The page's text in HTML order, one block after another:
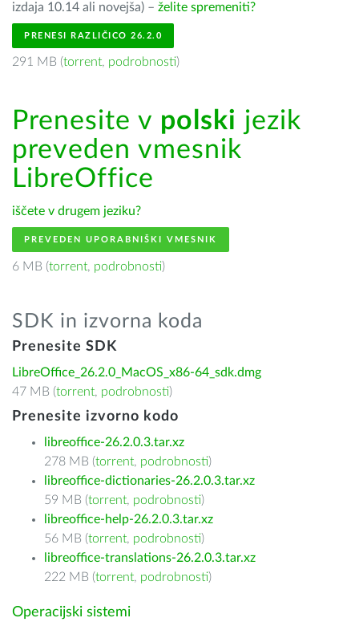
izdaja 10.14 ali novejša) – želite spremeniti?
PRENESI RAZLIČICO 26.2.0
291 MB (torrent, podrobnosti)
Prenesite v polski jezik
preveden vmesnik
LibreOffice
iščete v drugem jeziku?
PREVEDEN UPORABNIŠKI VMESNIK
6 MB (torrent, podrobnosti)
SDK in izvorna koda
Prenesite SDK
LibreOffice_26.2.0_MacOS_x86-64_sdk.dmg
47 MB (torrent, podrobnosti)
Prenesite izvorno kodo
libreoffice-26.2.0.3.tar.xz
278 MB (torrent, podrobnosti)
libreoffice-dictionaries-26.2.0.3.tar.xz
59 MB (torrent, podrobnosti)
libreoffice-help-26.2.0.3.tar.xz
56 MB (torrent, podrobnosti)
libreoffice-translations-26.2.0.3.tar.xz
222 MB (torrent, podrobnosti)
Operacijski sistemi